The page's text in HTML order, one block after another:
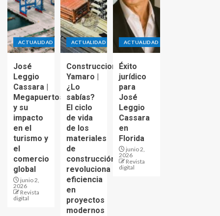
ACTUALIDAD
José
Leggio
Cassara |
Megapuertos
y su
impacto
en el
turismo y
el
comercio
global
junio 2,
2026
Revista
digital
ACTUALIDAD
Construcciones
Yamaro |
¿Lo
sabías?
El ciclo
de vida
de los
materiales
de
construcción
revoluciona
eficiencia
en
proyectos
modernos
ACTUALIDAD
Éxito
jurídico
para
José
Leggio
Cassara
en
Florida
junio 2,
2026
Revista
digital